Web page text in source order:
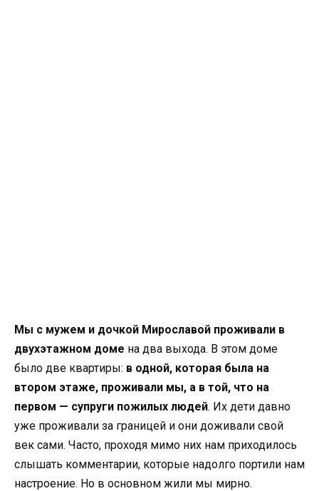
Мы с мужем и дочкой Мирославой проживали в
двухэтажном доме на два выхода. В этом доме
было две квартиры: в одной, которая была на
втором этаже, проживали мы, а в той, что на
первом — супруги пожилых людей. Их дети давно
уже проживали за границей и они доживали свой
век сами. Часто, проходя мимо них нам приходилось
слышать комментарии, которые надолго портили нам
настроение. Но в основном жили мы мирно.